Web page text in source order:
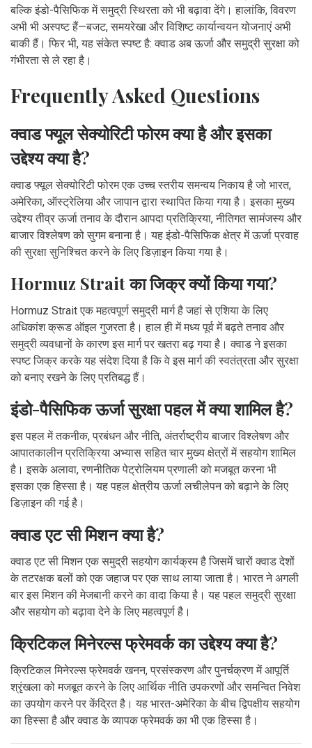
बल्कि इंडो-पैसिफिक में समुद्री स्थिरता को भी बढ़ावा देंगे। हालांकि, विवरण
अभी भी अस्पष्ट हैं—बजट, समयरेखा और विशिष्ट कार्यान्वयन योजनाएं अभी
बाकी हैं। फिर भी, यह संकेत स्पष्ट है: क्वाड अब ऊर्जा और समुद्री सुरक्षा को
गंभीरता से ले रहा है।
Frequently Asked Questions
क्वाड फ्यूल सेक्योरिटी फोरम क्या है और इसका
उद्देश्य क्या है?
क्वाड फ्यूल सेक्योरिटी फोरम एक उच्च स्तरीय समन्वय निकाय है जो भारत,
अमेरिका, ऑस्ट्रेलिया और जापान द्वारा स्थापित किया गया है। इसका मुख्य
उद्देश्य तीव्र ऊर्जा तनाव के दौरान आपदा प्रतिक्रिया, नीतिगत सामंजस्य और
बाजार विश्लेषण को सुगम बनाना है। यह इंडो-पैसिफिक क्षेत्र में ऊर्जा प्रवाह
की सुरक्षा सुनिश्चित करने के लिए डिज़ाइन किया गया है।
Hormuz Strait का जिक्र क्यों किया गया?
Hormuz Strait एक महत्वपूर्ण समुद्री मार्ग है जहां से एशिया के लिए
अधिकांश क्रूड ऑइल गुजरता है। हाल ही में मध्य पूर्व में बढ़ते तनाव और
समुद्री व्यवधानों के कारण इस मार्ग पर खतरा बढ़ गया है। क्वाड ने इसका
स्पष्ट जिक्र करके यह संदेश दिया है कि वे इस मार्ग की स्वतंत्रता और सुरक्षा
को बनाए रखने के लिए प्रतिबद्ध हैं।
इंडो-पैसिफिक ऊर्जा सुरक्षा पहल में क्या शामिल है?
इस पहल में तकनीक, प्रबंधन और नीति, अंतर्राष्ट्रीय बाजार विश्लेषण और
आपातकालीन प्रतिक्रिया अभ्यास सहित चार मुख्य क्षेत्रों में सहयोग शामिल
है। इसके अलावा, रणनीतिक पेट्रोलियम प्रणाली को मजबूत करना भी
इसका एक हिस्सा है। यह पहल क्षेत्रीय ऊर्जा लचीलेपन को बढ़ाने के लिए
डिज़ाइन की गई है।
क्वाड एट सी मिशन क्या है?
क्वाड एट सी मिशन एक समुद्री सहयोग कार्यक्रम है जिसमें चारों क्वाड देशों
के तटरक्षक बलों को एक जहाज पर एक साथ लाया जाता है। भारत ने अगली
बार इस मिशन की मेजबानी करने का वादा किया है। यह पहल समुद्री सुरक्षा
और सहयोग को बढ़ावा देने के लिए महत्वपूर्ण है।
क्रिटिकल मिनेरल्स फ्रेमवर्क का उद्देश्य क्या है?
क्रिटिकल मिनेरल्स फ्रेमवर्क खनन, प्रसंस्करण और पुनर्चक्रण में आपूर्ति
श्रृंखला को मजबूत करने के लिए आर्थिक नीति उपकरणों और समन्वित निवेश
का उपयोग करने पर केंद्रित है। यह भारत-अमेरिका के बीच द्विपक्षीय सहयोग
का हिस्सा है और क्वाड के व्यापक फ्रेमवर्क का भी एक हिस्सा है।